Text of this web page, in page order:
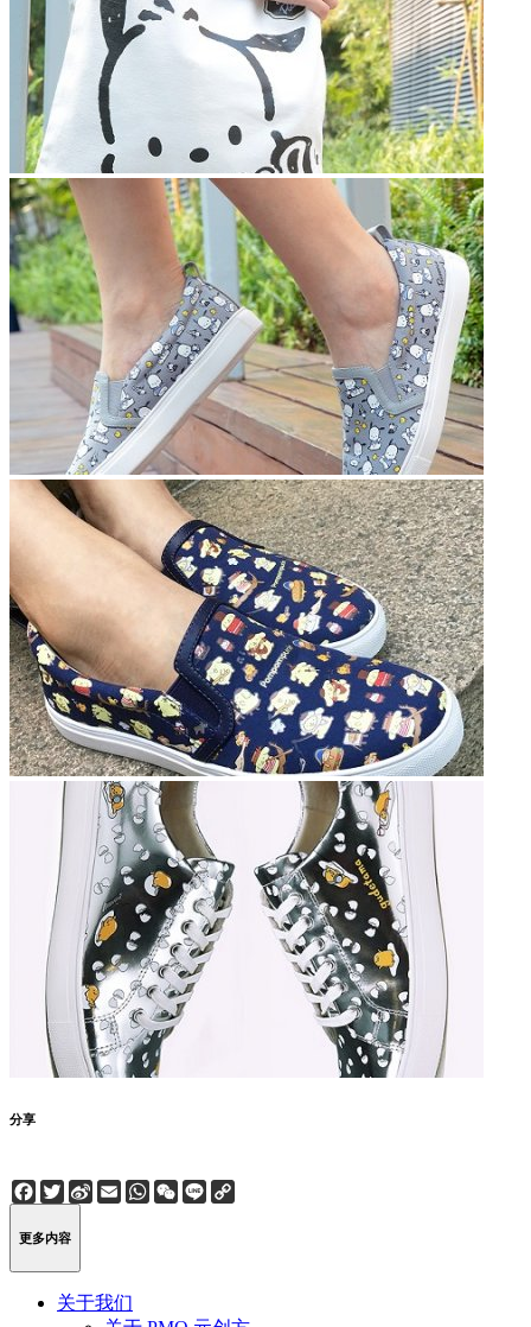
分享
Facebook
Twitter
Sina
Weibo
EmailWhatsApp
WeChat
Line
更多内容
关于我们